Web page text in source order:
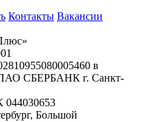
Контакты Вакансии
в
СБЕРБАНК г. Санкт-
044030653
Большой